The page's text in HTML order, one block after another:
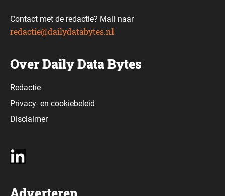
Contact met de redactie? Mail naar
redactie@dailydatabytes.nl
Over Daily Data Bytes
Redactie
Privacy-en cookiebeleid
Disclaimer